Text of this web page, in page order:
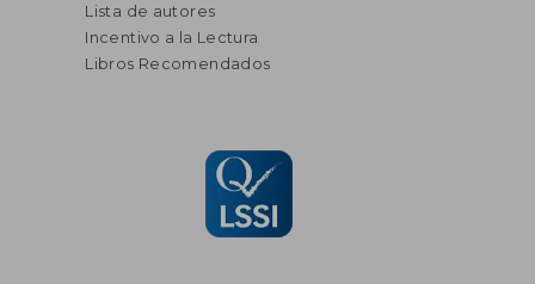
Lista de autores
Incentivo a la Lectura
Libros Recomendados